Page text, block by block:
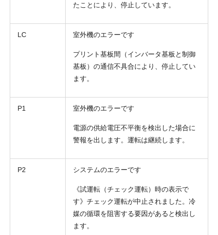
たことにより、停止しています。
LC 室外機のエラーです
プリント基板間（インバータ基板と制御
基板）の通信不具合により、停止してい
ます。
P1 室外機のエラーです
電源の供給電圧不平衡を検出した場合に
警報を出します。運転は継続します。
P2 システムのエラーです
《試運転（チェック運転）時の表示で
す》チェック運転が中止されました。冷
媒の循環を阻害する要因があると検出し
ます。